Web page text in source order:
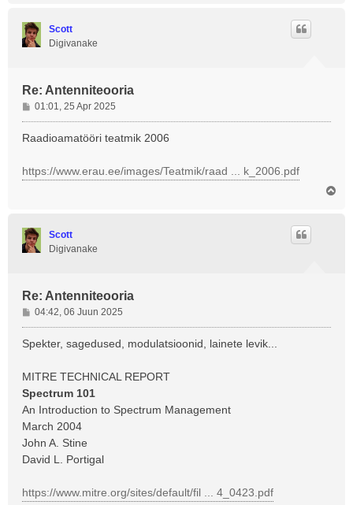
Scott
Digivanake
Re: Antenniteooria
P
o
s
t
01:01, 25 Apr 2025
Raadioamatööri teatmik 2006
https://www.erau.ee/images/Teatmik/raad ... k_2006.pdf
Scott
Digivanake
Re: Antenniteooria
P
o
s
t
u
s
04:42, 06 Juun 2025
Spekter, sagedused, modulatsioonid, lainete levik...
MITRE TECHNICAL REPORT
Spectrum 101
An Introduction to Spectrum Management
March 2004
John A. Stine
David L. Portigal
https://www.mitre.org/sites/default/fil ... 4_0423.pdf